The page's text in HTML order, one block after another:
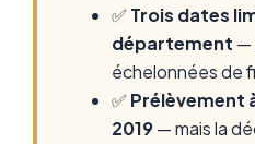
✅ Trois dates
département —
échelonnées de
✅ Prélèvement
2019— mais la